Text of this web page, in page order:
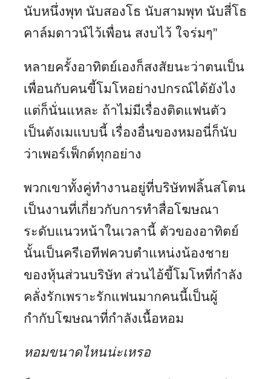
นับหนึ่งพุท นับสองโธ นับสามพุท นับสี่โธ
คาล์มดาวน์ไว้เพื่อน สงบไว้ ใจร่มๆ”
หลายครั้งอาทิตย์เองก็สงสัยนะว่าตนเป็น
เพื่อนกับคนขี้โมโหอย่างปกรณ์ได้ยังไง
แต่ก็นั่นแหละ ถ้าไม่มีเรื่องติดแฟนตัว
เป็นตังเมแบบนี้ เรื่องอื่นของหมอนี่ก็นับ
ว่าเพอร์เฟ็กต์ทุกอย่าง
พวกเขาทั้งคู่ทำงานอยู่ที่บริษัทฟลิ้นสโตน
เป็นงานที่เกี่ยวกับการทำสื่อโฆษณา
ระดับแนวหน้าในเวลานี้ ตัวของอาทิตย์
นั้นเป็นครีเอทีฟควบตำแหน่งน้องชาย
ของหุ้นส่วนบริษัท ส่วนไอ้ขี้โมโหที่กำลัง
คลั่งรักเพราะรักแฟนมากคนนี้เป็นผู้
กำกับโฆษณาที่กำลังเนื้อหอม
หอมขนาดไหนน่ะเหรอ